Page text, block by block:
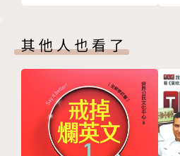
學者或經驗豐富的業界人士，
讀」及「翻譯」新聞英文能力！
本書特色
1 標題 (Headlines)
3 本體 (The Body)
新聞英文翻譯 Journalistic
翻譯概述
新聞翻譯概述
其他人也看了